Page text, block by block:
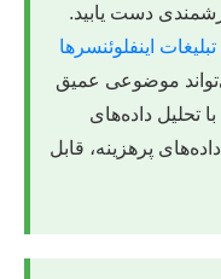
دست یابید.
اینفلوئنسرها
موضوعی عمیق
تحلیل داده‌های
پرهزینه، قابل